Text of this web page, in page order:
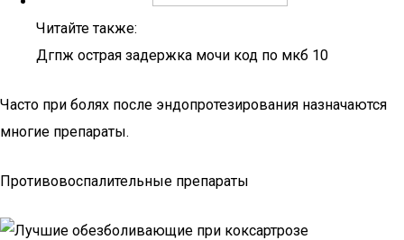
Читайте также:
Дгпж острая задержка мочи код по мкб 10
Часто при болях после эндопротезирования назначаются
многие препараты.
Противовоспалительные препараты